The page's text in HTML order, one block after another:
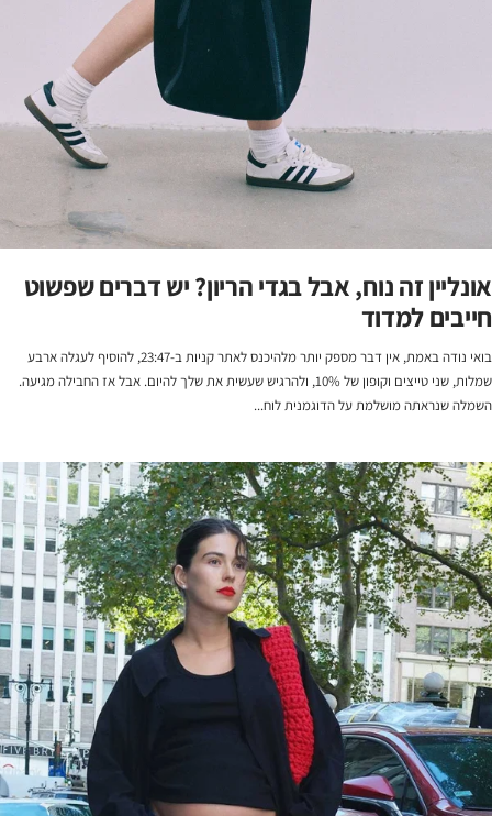
אונליין זה נוח, אבל בגדי הריון? יש דברים שפשוט
חייבים למדוד
בואי נודה באמת, אין דבר מספק יותר מלהיכנס לאתר קניות ב-23:47, להוסיף לעגלה ארבע
שמלות, שני טייצים וקופון של 10%, ולהרגיש שעשית את שלך להיום. אבל אז החבילה מגיעה.
השמלה שנראתה מושלמת על הדוגמנית לוח...